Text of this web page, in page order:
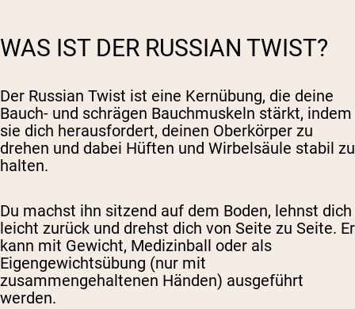
WAS IST DER RUSSIAN TWIST?
Der Russian Twist ist eine Kernübung, die deine
Bauch- und schrägen Bauchmuskeln stärkt, indem
sie dich herausfordert, deinen Oberkörper zu
drehen und dabei Hüften und Wirbelsäule stabil zu
halten.
Du machst ihn sitzend auf dem Boden, lehnst dich
leicht zurück und drehst dich von Seite zu Seite. Er
kann mit Gewicht, Medizinball oder als
Eigengewichtsübung (nur mit
zusammengehaltenen Händen) ausgeführt
werden.